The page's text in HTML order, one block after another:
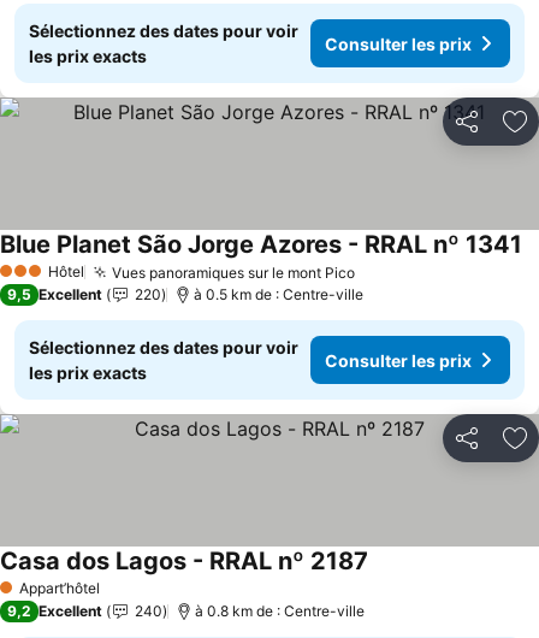
Sélectionnez des dates pour voir
les prix exacts
Consulter les prix
Partager
3 ÉtoilesHôtel Vues panoramiques sur le mont Pico
Blue Planet São Jorge Azores - RRAL nº 1341
9,5 Excellent 220 à 0.5 km de : Centre-ville
Sélectionnez des dates pour voir
les prix exacts
Consulter les prix
Partager
1 Étoiles
Appart’hôtel
Casa dos Lagos - RRAL nº 2187
9,2 Excellent 240 à 0.8 km de : Centre-ville